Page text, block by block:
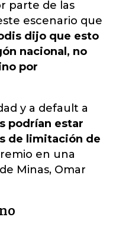
parte de las
escenario que
dijo que esto
nacional, no
por
y a default a
podrían estar
de limitación de
en una
Minas, Omar